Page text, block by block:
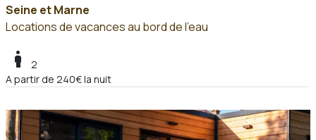
Seine et Marne
Locations de vacances au bord de l'eau
boy
2
A partir de 240€ la nuit